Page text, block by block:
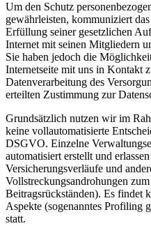
Um den Schutz
gewährleisten, kommuniziert
Erfüllung seiner gesetzlichen
Internet mit seinen Mitgliedern
Sie haben jedoch die
Internetseite mit uns in Kontakt
Datenverarbeitung des
erteilten Zustimmung zur
Grundsätzlich nutzen wir im
keine vollautomatisierte
DSGVO. Einzelne
automatisiert erstellt und
Versicherungsverläufe und
Vollstreckungsandrohungen
Beitragsrückständen). Es findet
Aspekte (sogenanntes
statt.